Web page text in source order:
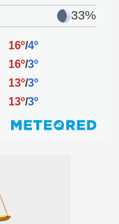
33%
16º/4º
16º/3º
13º/3º
13º/3º